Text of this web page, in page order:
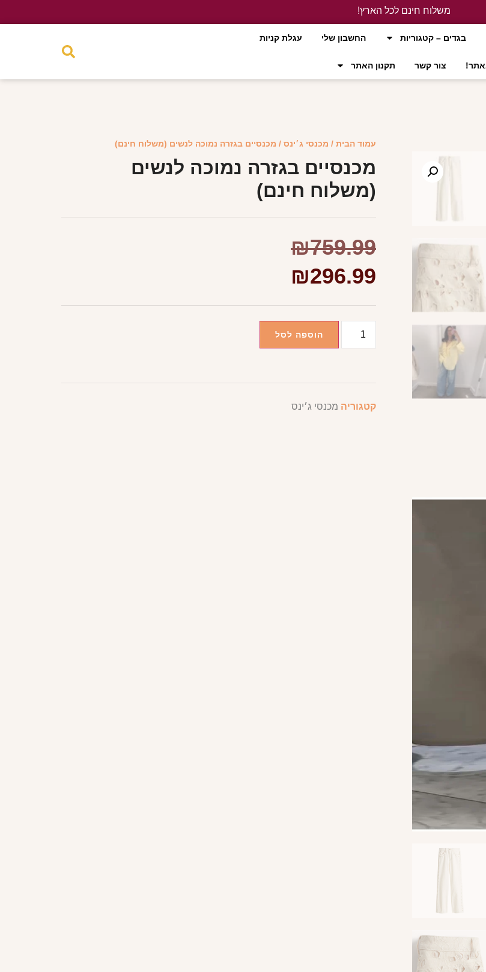
משלוח חינם לכל הארץ!
בגדים – קטגוריות החשבון שלי עגלת קניות
צור קשר תקנון האתר
עמוד הבית / מכנסי ג׳ינס / מכנסיים בגזרה נמוכה לנשים (משלוח חינם)
מכנסיים בגזרה נמוכה לנשים
(משלוח חינם)
₪759.99
₪296.99
הוספה לסל
קטגוריה מכנסי ג׳ינס